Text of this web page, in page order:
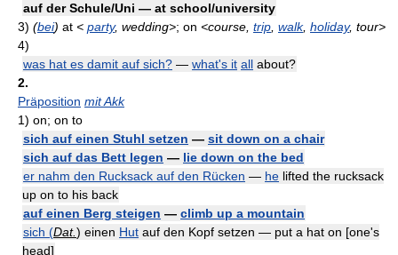
auf der Schule/Uni — at school/university
3) (bei) at < party, wedding>; on <course, trip walk, holiday, tour>
4)
was hat es damit auf sich? — what's it all about?
2.
Präposition mit Akk
1) on; on to
sich auf einen Stuhl setzen — sit down on a chair
sich auf das Bett legen — lie down on the bed
er nahm den Rucksack auf den Rücken — he lifted the rucksack
up on to his back
auf einen Berg steigen — climb up a mountain
sich (Dat.) einen Hut auf den Kopf setzen — put a hat on [one's
head]